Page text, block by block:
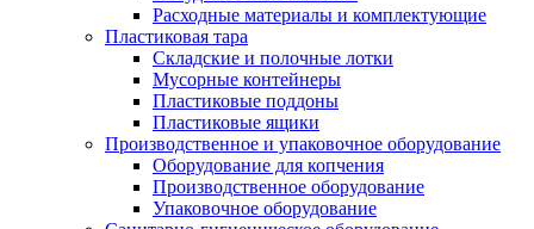
Расходные материалы и комплектующие
Пластиковая тара
Складские и полочные лотки
Мусорные контейнеры
Пластиковые поддоны
Пластиковые ящики
Производственное и упаковочное оборудование
Оборудование для копчения
Производственное оборудование
Упаковочное оборудование